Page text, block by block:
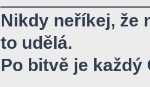
Nikdy neříkej, že
to udělá.
Po bitvě je každý